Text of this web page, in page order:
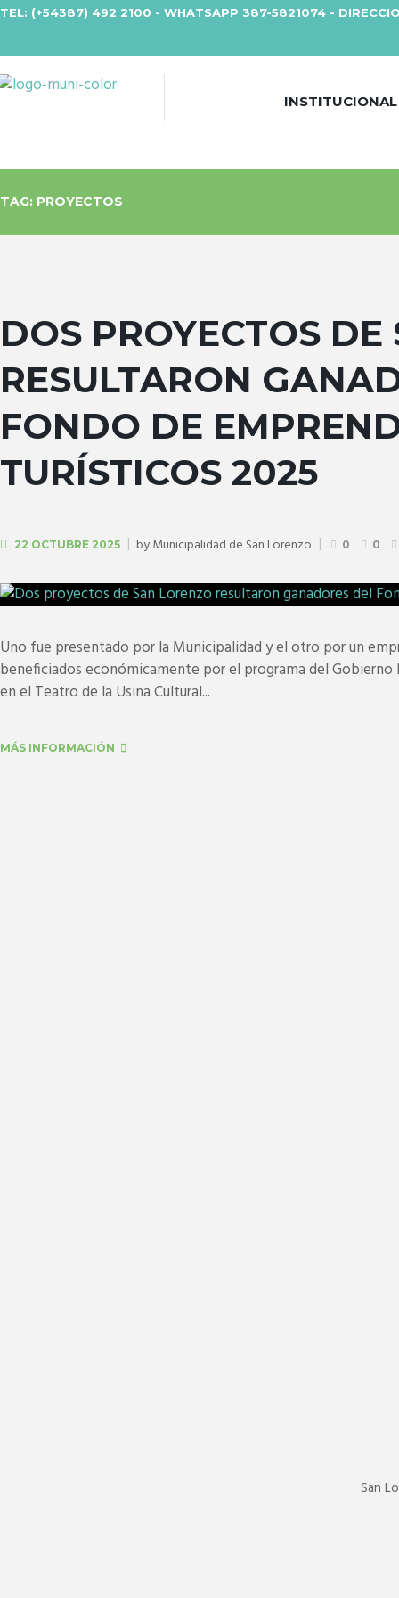
TEL: (+54387) 492 2100 - WHATSAPP 387-5821074 -
INSTITUCIONAL
TAG: PROYECTOS
DOS PROYECTOS
RESULTARON
FONDO DE
TURÍSTICOS 2025
22 OCTUBRE 2025 byMunicipalidad de San Lorenzo 0 0
Uno fue presentado por la Municipalidad y el otro por un
beneficiados económicamente por el programa del
en el Teatro de la Usina Cultural...
MÁS INFORMACIÓN
San